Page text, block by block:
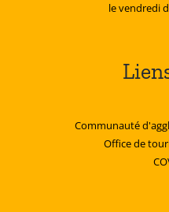
le vendredi
Communauté
Office de